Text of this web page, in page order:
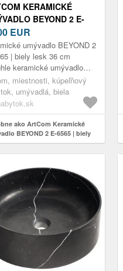
KERAMICKÉ
BEYOND 2 E-
| BIELY LESK 36 CM
EUR
umývadlo BEYOND 2
| biely lesk 36 cm
keramické umývadlo
2 v bielom lesklom
predstavuje dokonalú
miestnosti, kúpeľňový
umývadlá, biela
ako ArtCom Keramické
BEYOND 2 E-6565 | biely
cm